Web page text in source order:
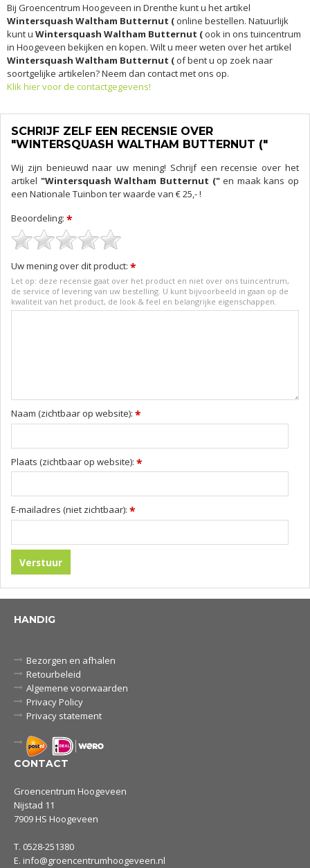
Bij Groencentrum Hoogeveen in Drenthe kunt u het artikel
Wintersquash Waltham Butternut (online bestellen. Natuurlijk
kunt u Wintersquash Waltham Butternut (ook in ons tuincentrum
in Hoogeveen bekijken en kopen. Wilt u meer weten over het artikel
Wintersquash Waltham Butternut (of bent u op zoek naar
soortgelijke artikelen? Neem dan contact met ons op.
Klik hier voor de contactgegevens!
SCHRIJF ZELF EEN RECENSIE OVER
"WINTERSQUASH WALTHAM BUTTERNUT ("
Wij zijn benieuwd naar uw mening! Schrijf een recensie over het
artikel "Wintersquash Waltham Butternut ("en maak kans op
een Nationale Tuinbon ter waarde van € 25,- !
Beoordeling: *
Uw mening over dit product: *
Let op: deze recensie gaat over het product en niet over ons tuincentrum,
de service of levering van uw bestelling. U kunt bijvoorbeeld in gaan op de
kwaliteit van het product, de look & feel en belangrijke eigenschappen.
Naam (zichtbaar op website): *
Plaats (zichtbaar op website): *
E-mailadres (niet zichtbaar): *
HANDIG
Bezorgen en afhalen
Retourbeleid
Algemene voorwaarden
Privacy Policy
Privacy statement
CONTACT
Groencentrum Hoogeveen
Nijstad 11
7909 HS Hoogeveen
T. 0528-251380
E. info@groencentrumhoogeveen.nl